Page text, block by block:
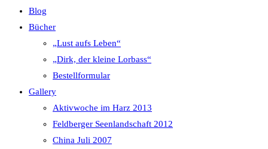
Blog
Bücher
„Lust aufs Leben“
„Dirk, der kleine Lorbass“
Bestellformular
Gallery
Aktivwoche im Harz 2013
Feldberger Seenlandschaft 2012
China Juli 2007